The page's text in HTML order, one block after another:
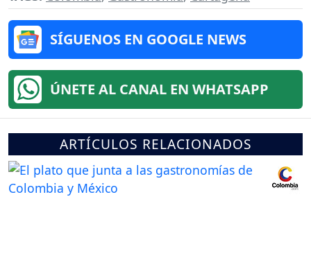
SÍGUENOS EN GOOGLE NEWS
ÚNETE AL CANAL EN WHATSAPP
ARTÍCULOS RELACIONADOS